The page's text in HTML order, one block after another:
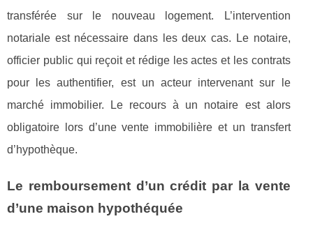
transférée sur le nouveau logement. L’intervention
notariale est nécessaire dans les deux cas. Le notaire,
officier public qui reçoit et rédige les actes et les contrats
pour les authentifier, est un acteur intervenant sur le
marché immobilier. Le recours à un notaire est alors
obligatoire lors d’une vente immobilière et un transfert
d’hypothèque.
Le remboursement d’un crédit par la vente
d’une maison hypothéquée